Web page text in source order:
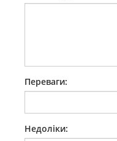
Переваги:
Недоліки: